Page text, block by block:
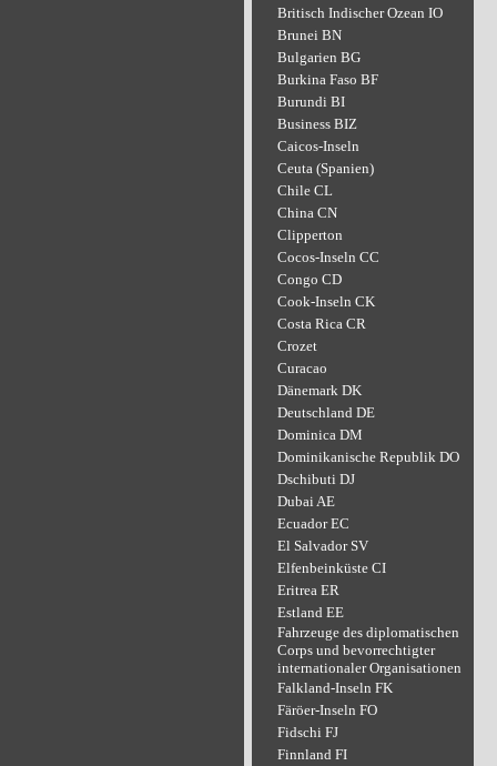
Britisch Indischer Ozean IO
Brunei BN
Bulgarien BG
Burkina Faso BF
Burundi BI
Business BIZ
Caicos-Inseln
Ceuta (Spanien)
Chile CL
China CN
Clipperton
Cocos-Inseln CC
Congo CD
Cook-Inseln CK
Costa Rica CR
Crozet
Curacao
Dänemark DK
Deutschland DE
Dominica DM
Dominikanische Republik DO
Dschibuti DJ
Dubai AE
Ecuador EC
El Salvador SV
Elfenbeinküste CI
Eritrea ER
Estland EE
Fahrzeuge des diplomatischen
Corps und bevorrechtigter
internationaler Organisationen
Falkland-Inseln FK
Färöer-Inseln FO
Fidschi FJ
Finnland FI